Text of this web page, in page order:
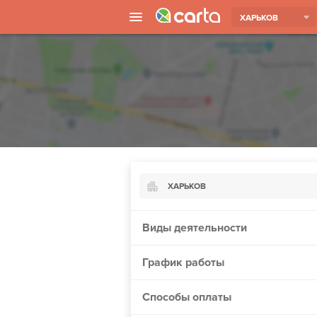
ХАРЬКОВ
ХАРЬКОВ
Борисполь
Виды деятельности
График работы
Способы оплаты